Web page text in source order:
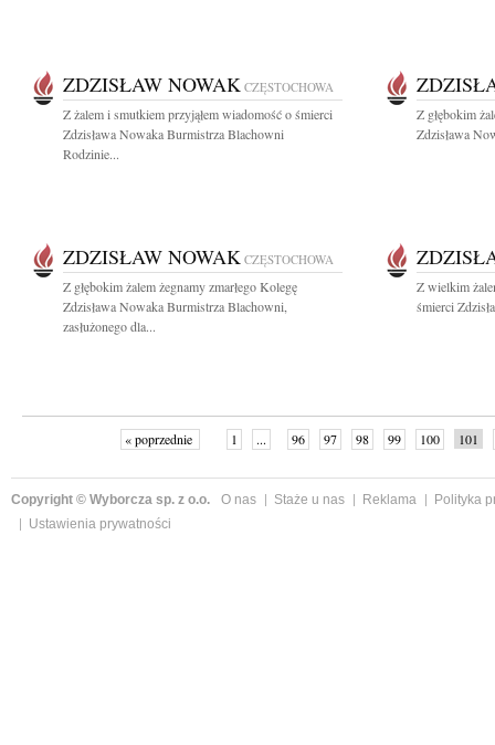
ZDZISŁAW NOWAK CZĘSTOCHOWA
Z żalem i smutkiem przyjąłem wiadomość o śmierci
Zdzisława Nowaka Burmistrza Blachowni
Rodzinie...
Z głębokim
Zdzisława
ZDZISŁAW NOWAK CZĘSTOCHOWA
Z głębokim żalem żegnamy zmarłego Kolegę
Zdzisława Nowaka Burmistrza Blachowni,
zasłużonego dla...
Z wielkim
śmierci
« poprzednie 1 ... 96 97 98 99 100 101
Copyright © Wyborcza sp. z o.o. O nas Staże u nas Reklama
Polityka
Ustawienia prywatności